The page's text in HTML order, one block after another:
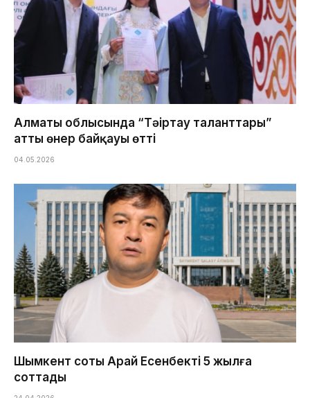
Алматы облысында “Тәңіртау таланттары”
атты өнер байқауы өтті
04.05.2026
Шымкент соты Арай Есенбекті 5 жылға
соттады